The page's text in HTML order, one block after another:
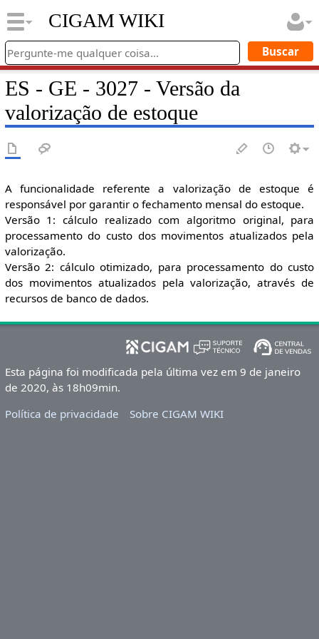
CIGAM WIKI
ES - GE - 3027 - Versão da
valorização de estoque
A funcionalidade referente a valorização de estoque é
responsável por garantir o fechamento mensal do estoque.
Versão 1: cálculo realizado com algoritmo original, para
processamento do custo dos movimentos atualizados pela
valorização.
Versão 2: cálculo otimizado, para processamento do custo
dos movimentos atualizados pela valorização, através de
recursos de banco de dados.
Esta página foi modificada pela última vez em 9 de janeiro
de 2020, às 18h09min.
Política de privacidade
Sobre CIGAM WIKI